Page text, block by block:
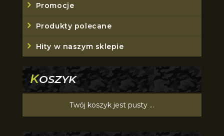
Promocje
Produkty polecane
Hity w naszym sklepie
KOSZYK
Twój koszyk jest pusty ...